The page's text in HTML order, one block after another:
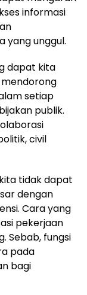
informasi
yang unggul.
dapat kita
setiap
publik.
civil
tidak dapat
dengan
Cara yang
pekerjaan
Sebab, fungsi
pada
bagi